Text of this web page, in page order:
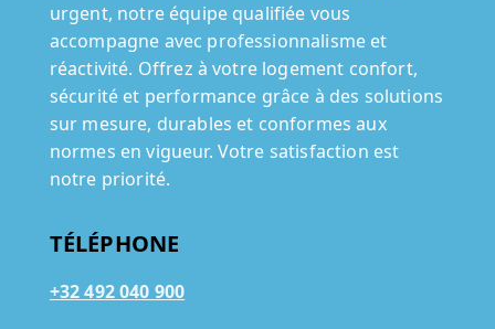
urgent, notre équipe qualifiée vous
accompagne avec professionnalisme et
réactivité. Offrez à votre logement confort,
sécurité et performance grâce à des solutions
sur mesure, durables et conformes aux
normes en vigueur. Votre satisfaction est
notre priorité.
TÉLÉPHONE
+32 492 040 900